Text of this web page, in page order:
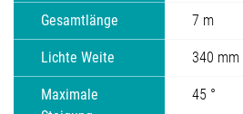
Gesamtlänge 7 m
Lichte Weite 340 mm
Maximale
45 °